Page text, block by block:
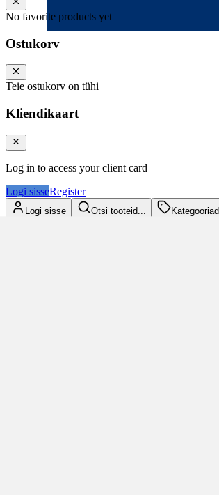
No favorite products yet
Ostukorv
Teie ostukorv on tühi
Kliendikaart
Log in to access your client card
Logi sisseRegister
Logi sisse Otsi tooteid...
Kategooriad